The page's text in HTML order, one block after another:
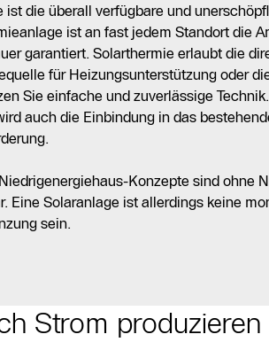
ist die überall verfügbare und
ist an fast jedem Standort die
garantiert. Solarthermie erlaubt die
für Heizungsunterstützung oder
Sie einfache und zuverlässige
auch die Einbindung in das
Konzepte sind ohne
Eine Solaranlage ist allerdings keine
sein.
Strom produzieren